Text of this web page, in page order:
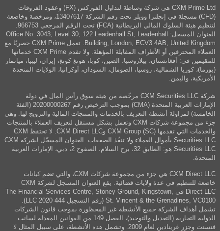
CXM Prime Ltd هي شركة وساطة لتداول الفوركس (FX) وعقود الفروقات
(CFD) مسجلة في إنجلترا وويلز تحت رقم الشركة 13407617، ومرخصة وخاضعة
لتنظيم هيئة السلوك المالي البريطانية (FCA) تحت الرقم المرجعي 966753.
العنوان المسجل: Office No. 3043, Level 30, 122 Leadenhall St, Leadenhall
Building, London, ECV3 4AB, United Kingdom. تعمل CXM Prime حصريًا مع
العملاء المحترفين أو الأطراف المقابلة المؤهلة. ولا تقدم CXM Prime خدماتها
للمقيمين في: أفغانستان، بيلاروسيا، الصين، كوبا، هونغ كونغ، إيران، ليبيا، ميانمار
(بورما)، كوريا الشمالية، روسيا، الصومال، السودان، أوكرانيا، الولايات المتحدة
الأمريكية، واليمن.
شركة CXM Securities LLC مرخّصة من هيئة سوق رأس المال في دولة
الإمارات العربية المتحدة (CMA) بموجب الترخيص رقم 20200000267 (الفئة
الخامسة) لمزاولة أنشطة التعريف بالخدمات والمنتجات المالية والترويج لها. وهي
جزء من مجموعة شركات CXM وتعمل بشكل مستقل لتعريف العملاء بالمنتجات
والخدمات التي تقدمها CXM Group (SC) وCXM Direct LLC. لا تحتفظ CXM
Securities LLC بأموال العملاء ولا تنفّذ الصفقات. العنوان المسجّل لشركة CXM
Securities LLC هو: الطابق 32، برج السلام، الصفوح 2، دبي، الإمارات العربية
المتحدة.
CXM Direct LLC هي جزء من مجموعة شركات CXM، والتي تضم كيانات
خاضعة للتنظيم في عدة ولايات قضائية. يقع العنوان المسجل لشركة CXM
Direct LLC في The Financial Services Centre, Stoney Ground, Kingstown,
St. Vincent & the Grenadines, VC0100 (رقم التسجيل 444 LLC 2020).
تشمل أهداف الشركة جميع الأنشطة غير المحظورة بموجب قانون الشركات
الدولية التجارية (التعديل والتوحيد)، الفصل 149 من القوانين المعدلة لسانت
فنسنت وجزر غرينادين لعام 2009. وتشمل هذه الأنشطة، على سبيل المثال لا